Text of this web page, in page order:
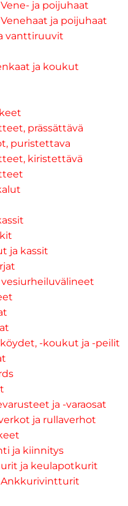
Vene- ja poijuhaat
Venehaat ja poijuhaat
vanttiruuvit
ja koukut
prässättävä
puristettava
kiristettävä
ja kassit
-koukut ja -peilit
ja -varaosat
ja rullaverhot
ja kiinnitys
ja keulapotkurit
Ankkurivintturit